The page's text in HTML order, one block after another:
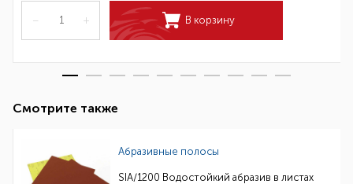
– + В корзину
Смотрите также
Абразивные полосы
SIA/1200 Водостойкий абразив в листах